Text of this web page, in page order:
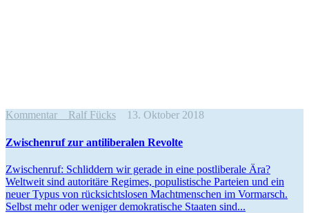
Kommentar Ralf Fücks 13. Oktober 2018
Zwischenruf zur antili­be­ralen Revolte
Zwischenruf: Schliddern wir gerade in eine postli­berale Ära?
Weltweit sind autoritäre Regimes, populis­tische Parteien und ein
neuer Typus von rücksichts­losen Macht­men­schen im Vormarsch.
Selbst mehr oder weniger demokra­tische Staaten sind...